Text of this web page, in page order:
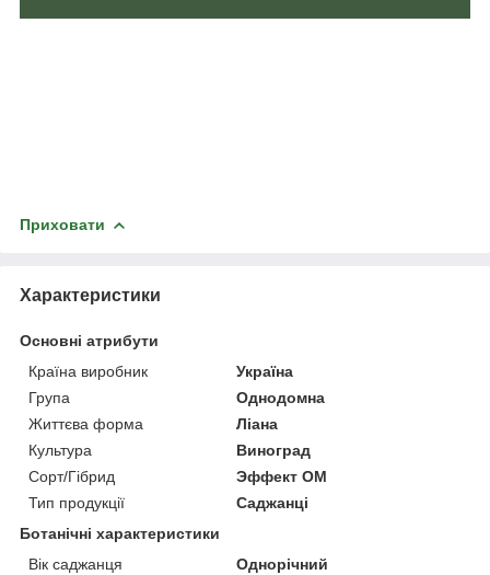
Приховати
Характеристики
Основні атрибути
Країна виробник
Україна
Група
Однодомна
Життєва форма
Ліана
Культура
Виноград
Сорт/Гібрид
Эффект ОМ
Тип продукції
Саджанці
Ботанічні характеристики
Вік саджанця
Однорічний